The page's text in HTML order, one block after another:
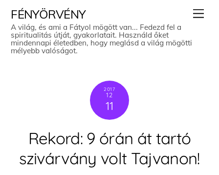
content
FÉNYÖRVÉNY
A világ, és ami a Fátyol mögött van... Fedezd fel a
spiritualitás útját, gyakorlatait. Használd őket
mindennapi életedben, hogy meglásd a világ mögötti
mélyebb valóságot.
2017
12
11
Rekord: 9 órán át tartó
szivárvány volt Tajvanon!